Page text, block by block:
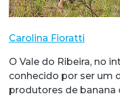
Carolina Fioratti
O Vale do Ribeira, no
conhecido por ser um
produtores de banana